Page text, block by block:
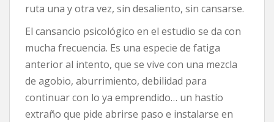
ruta una y otra vez, sin desaliento, sin cansarse.
El cansancio psicológico en el estudio se da con
mucha frecuencia. Es una especie de fatiga
anterior al intento, que se vive con una mezcla
de agobio, aburrimiento, debilidad para
continuar con lo ya emprendido… un hastío
extraño que pide abrirse paso e instalarse en